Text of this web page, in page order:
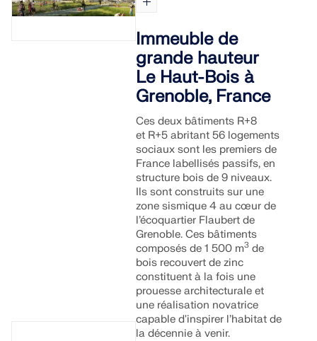
Immeuble de
grande hauteur
Le Haut-Bois à
Grenoble, France
Ces deux bâtiments R+8
et R+5 abritant 56 logements
sociaux sont les premiers de
France labellisés passifs, en
structure bois de 9 niveaux.
Ils sont construits sur une
zone sismique 4 au cœur de
l’écoquartier Flaubert de
Grenoble. Ces bâtiments
composés de 1 500 m3 de
bois recouvert de zinc
constituent à la fois une
prouesse architecturale et
une réalisation novatrice
capable d'inspirer l’habitat de
la décennie à venir.